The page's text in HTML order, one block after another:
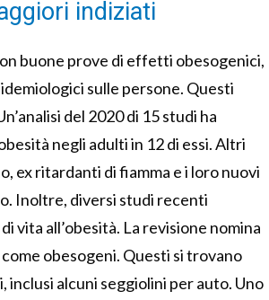
indiziati
buone prove di effetti obesogenici,
sulle persone. Questi
del 2020 di 15 studi ha
negli adulti in 12 di essi. Altri
ex ritardanti di fiamma e i loro nuovi
Inoltre, diversi studi recenti
vita all’obesità. La revisione nomina
come obesogeni. Questi si trovano
inclusi alcuni seggiolini per auto. Uno